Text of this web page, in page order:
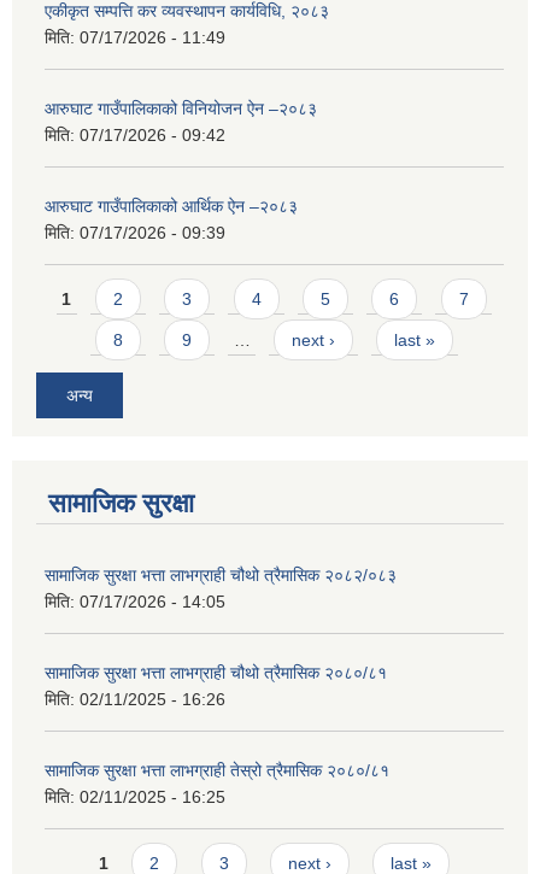
एकीकृत सम्पत्ति कर व्यवस्थापन कार्यविधि, २०८३
मिति: 07/17/2026 - 11:49
आरुघाट गाउँपालिकाको विनियोजन ऐन –२०८३
मिति: 07/17/2026 - 09:42
आरुघाट गाउँपालिकाको आर्थिक ऐन –२०८३
मिति: 07/17/2026 - 09:39
Pages
1 2 3 4 5 6 7
8 9 next › last »
अन्य
सामाजिक सुरक्षा
सामाजिक सुरक्षा भत्ता लाभग्राही चौथो त्रैमासिक २०८२/०८३
मिति: 07/17/2026 - 14:05
सामाजिक सुरक्षा भत्ता लाभग्राही चौथो त्रैमासिक २०८०/८१
मिति: 02/11/2025 - 16:26
सामाजिक सुरक्षा भत्ता लाभग्राही तेस्रो त्रैमासिक २०८०/८१
मिति: 02/11/2025 - 16:25
Pages
1 2 3 next › last »